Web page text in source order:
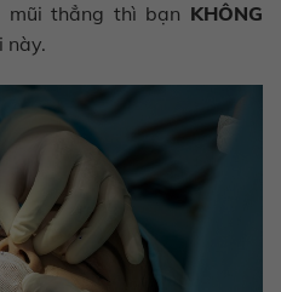
mũi thẳng thì bạn KHÔNG
này.